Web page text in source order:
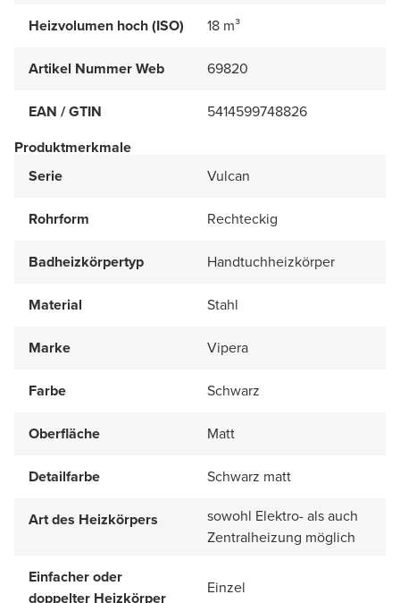
Heizvolumen hoch (ISO) 18 m³
Artikel Nummer Web 69820
EAN / GTIN
5414599748826
Produktmerkmale
Serie
Vulcan
Rohrform Rechteckig
Badheizkörpertyp Handtuchheizkörper
Material Stahl
Marke Vipera
Farbe Schwarz
Oberfläche Matt
Detailfarbe Schwarz matt
Art des Heizkörpers
sowohl Elektro- als auch
Zentralheizung möglich
Einfacher oder
doppelter Heizkörper
Einzel